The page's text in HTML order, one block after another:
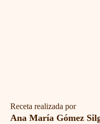
Receta realizada por
Ana María Gómez